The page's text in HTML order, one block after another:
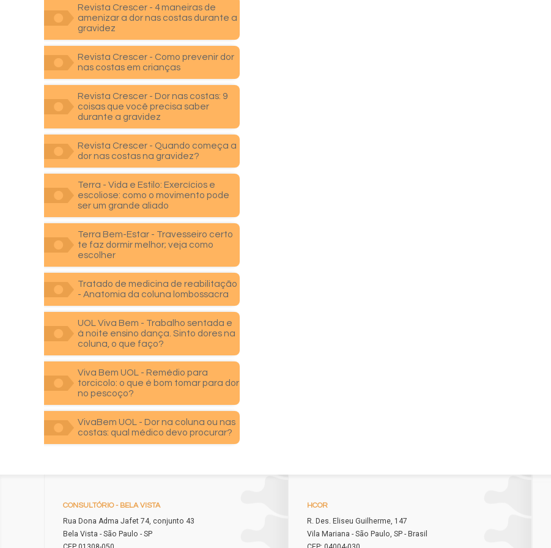
Revista Crescer - 4 maneiras de
amenizar a dor nas costas durante a
gravidez
Revista Crescer - Como prevenir dor
nas costas em crianças
Revista Crescer - Dor nas costas: 9
coisas que você precisa saber
durante a gravidez
Revista Crescer - Quando começa a
dor nas costas na gravidez?
Terra - Vida e Estilo: Exercícios e
escoliose: como o movimento pode
ser um grande aliado
Terra Bem-Estar - Travesseiro certo
te faz dormir melhor; veja como
escolher
Tratado de medicina de reabilitação
- Anatomia da coluna lombossacra
UOL Viva Bem - Trabalho sentada e
à noite ensino dança. Sinto dores na
coluna, o que faço?
Viva Bem UOL - Remédio para
torcicolo: o que é bom tomar para dor
no pescoço?
VivaBem UOL - Dor na coluna ou nas
costas: qual médico devo procurar?
CONSULTÓRIO- BELA VISTA
Rua Dona Adma Jafet 74, conjunto 43
Bela Vista - São Paulo - SP
HCOR
R. Des. Eliseu Guilherme, 147
Vila Mariana - São Paulo, SP - Brasil